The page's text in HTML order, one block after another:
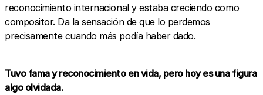
reconocimiento internacional y estaba creciendo como
compositor. Da la sensación de que lo perdemos
precisamente cuando más podía haber dado.
Tuvo fama y reconocimiento en vida, pero hoy es una figura
algo olvidada.